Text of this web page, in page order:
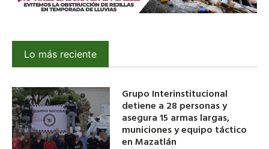
Lo más reciente
Grupo Interinstitucional
detiene a 28 personas y
asegura 15 armas largas,
municiones y equipo táctico
en Mazatlán